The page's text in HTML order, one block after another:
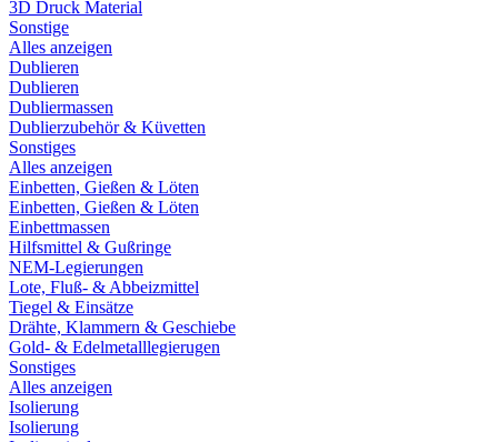
3D Druck Material
Sonstige
Alles anzeigen
Dublieren
Dublieren
Dubliermassen
Dublierzubehör & Küvetten
Sonstiges
Alles anzeigen
Einbetten, Gießen & Löten
Einbetten, Gießen & Löten
Einbettmassen
Hilfsmittel & Gußringe
NEM-Legierungen
Lote, Fluß- & Abbeizmittel
Tiegel & Einsätze
Drähte, Klammern & Geschiebe
Gold- & Edelmetalllegierugen
Sonstiges
Alles anzeigen
Isolierung
Isolierung